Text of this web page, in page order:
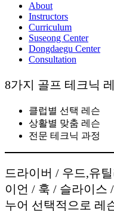
About
Instructors
Curriculum
Suseong Center
Dongdaegu Center
Consultation
8가지 골프 테크닉
클럽별 선택 레슨
상활별 맞춤 레슨
전문 테크닉 과정
드라이버 / 우드,유
이언 / 훅 / 슬라이스
누어 선택적으로 레